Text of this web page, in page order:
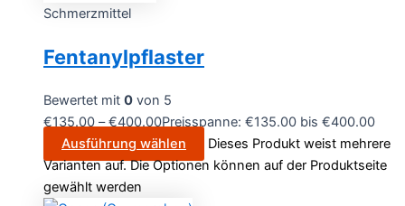
Schmerzmittel
Fentanylpflaster
Bewertet mit 0 von 5
€135.00 –€400.00Preisspanne: €135.00 bis €400.00
Ausführung wählen
Dieses Produkt weist mehrere
Varianten auf. Die Optionen können auf der Produktseite
gewählt werden